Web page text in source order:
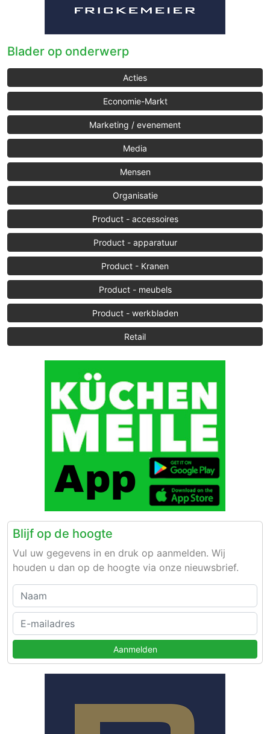
Blader op onderwerp
Acties
Economie-Markt
Marketing / evenement
Media
Mensen
Organisatie
Product - accessoires
Product - apparatuur
Product - Kranen
Product - meubels
Product - werkbladen
Retail
Blijf op de hoogte
Vul uw gegevens in en druk op aanmelden. Wij
houden u dan op de hoogte via onze nieuwsbrief.
Aanmelden